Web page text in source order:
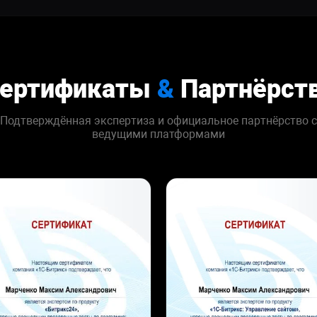
&
Подтверждённая экспертиза и официальное партнёрство с
ведущими платформами